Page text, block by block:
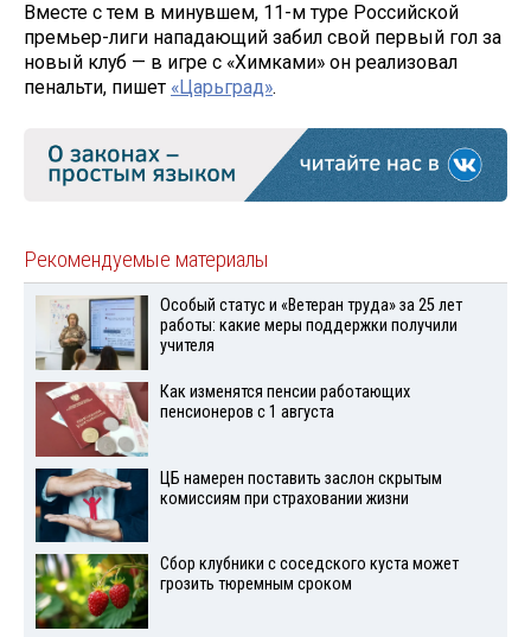
Вместе с тем в минувшем, 11-м туре Российской
премьер-лиги нападающий забил свой первый гол за
новый клуб — в игре с «Химками» он реализовал
пенальти, пишет «Царьград».
Рекомендуемые материалы
Особый статус и «Ветеран труда» за 25 лет
работы: какие меры поддержки получили
учителя
Как изменятся пенсии работающих
пенсионеров с 1 августа
ЦБ намерен поставить заслон скрытым
комиссиям при страховании жизни
Сбор клубники с соседского куста может
грозить тюремным сроком